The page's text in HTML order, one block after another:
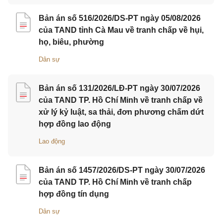
Bản án số 516/2026/DS-PT ngày 05/08/2026
của TAND tỉnh Cà Mau về tranh chấp về hụi,
họ, biêu, phường
Dân sự
Bản án số 131/2026/LĐ-PT ngày 30/07/2026
của TAND TP. Hồ Chí Minh về tranh chấp về
xử lý kỷ luật, sa thải, đơn phương chấm dứt
hợp đồng lao động
Lao động
Bản án số 1457/2026/DS-PT ngày 30/07/2026
của TAND TP. Hồ Chí Minh về tranh chấp
hợp đồng tín dụng
Dân sự